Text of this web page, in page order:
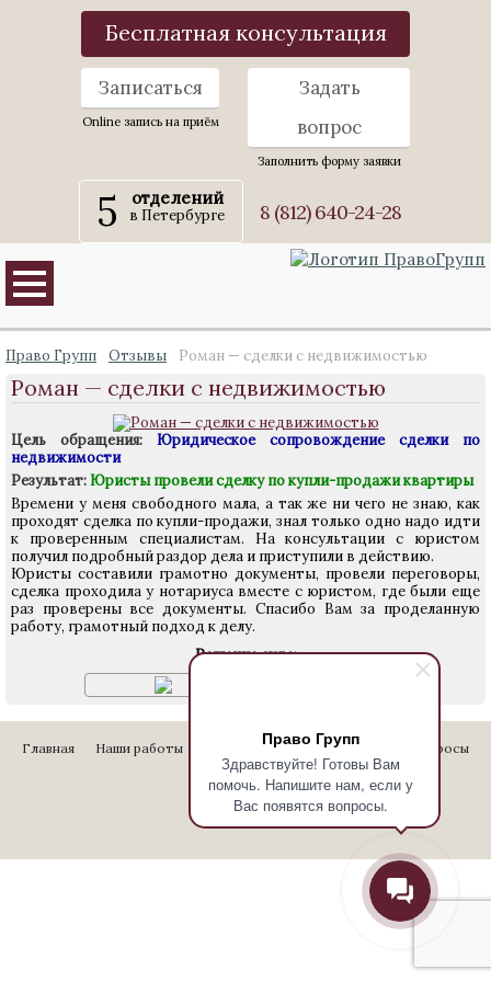
Право Групп
Здравствуйте! Готовы Вам
помочь. Напишите нам, если у
Вас появятся вопросы.
Бесплатная консультация
Записаться
Online запись на приём
Задать
вопрос
Заполнить форму заявки
5 отделений
в Петербурге 8 (812) 640-24-28
Право Групп Отзывы Роман — сделки с недвижимостью
Роман — сделки с недвижимостью
Цель обращения: Юридическое сопровождение сделки по
недвижимости
Результат:Юристы провели сделку по купли-продажи квартиры
Времени у меня свободного мала, а так же ни чего не знаю, как
проходят сделка по купли-продажи, знал только одно надо идти
к проверенным специалистам. На консультации с юристом
получил подробный раздор дела и приступили в действию.
Юристы составили грамотно документы, провели переговоры,
сделка проходила у нотариуса вместе с юристом, где были еще
раз проверены все документы. Спасибо Вам за проделанную
работу, грамотный подход к делу.
Решение суда:
Главная Наши работы Стоимость услуг Отзывы
Вопросы
Контакты